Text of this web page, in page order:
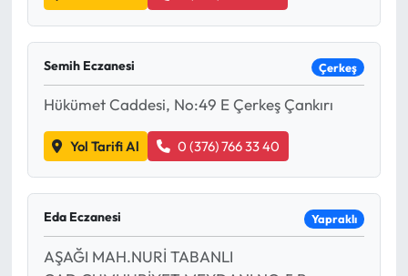
Semih Eczanesi Çerkeş
Hükümet Caddesi, No:49 E Çerkeş Çankırı
Yol Tarifi Al 0 (376) 766 33 40
Eda Eczanesi Yapraklı
AŞAĞI MAH.NURİ TABANLI